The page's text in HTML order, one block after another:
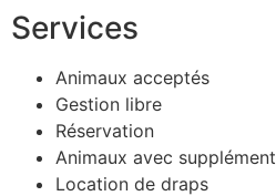
Services
Animaux acceptés
Gestion libre
Réservation
Animaux avec supplément
Location de draps